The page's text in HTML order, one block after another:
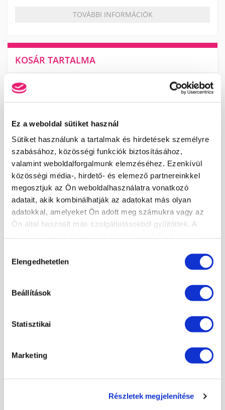
Ez a weboldal sütiket használ
Sütiket használunk a tartalmak és hirdetések személyre
szabásához, közösségi funkciók biztosításához,
valamint weboldalforgalmunk elemzéséhez. Ezenkívül
közösségi média-, hirdető- és elemező partnereinkkel
megosztjuk az Ön weboldalhasználatra vonatkozó
adatait, akik kombinálhatják az adatokat más olyan
adatokkal, amelyeket Ön adott meg számukra vagy az
Ön által használt más szolgáltatásokból gyűjtöttek. A
kiválasztása
Elengedhetetlen
Beállítások
Statisztikai
Marketing
Részletek megjelenítése
TOVÁBBI INFORMÁCIÓK
KOSÁR TARTALMA
A kosár üres.
KOSÁR JELENTKEZÉS
KÖRMÖSAKADÉMIA
HÍREK, CIKKEK
ISKOLÁNKRÓL
TANÁRAINK
ISKOLÁNK KÉPEKBEN
MANIKŰRÖS ÉS KÖRÖMDIZÁJNER (PK 10124005)
KÖRÖMTÁBOR
H K Sz Cs P Sz V
30 31